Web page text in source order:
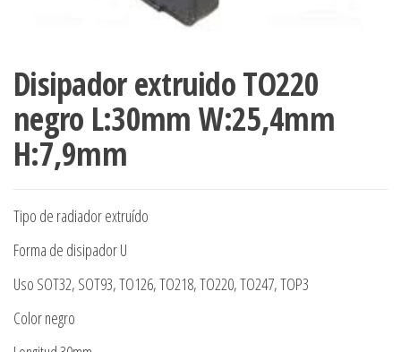
Disipador extruido TO220
negro L:30mm W:25,4mm
H:7,9mm
Tipo de radiador extruído
Forma de disipador U
Uso SOT32, SOT93, TO126, TO218, TO220, TO247, TOP3
Color negro